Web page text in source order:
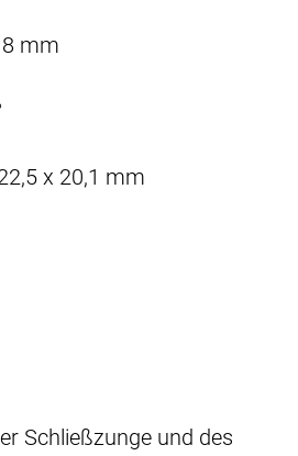
mm
x 20,1 mm
Schließzunge und des